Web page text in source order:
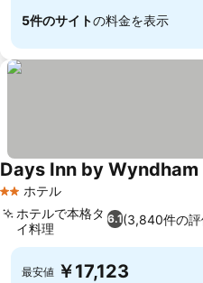
5件のサイトの料金を表示
2 ホテルのランク
ホテル
Days Inn by
6.1(3,840件の評
ホテルで本格タ
イ料理
最安値 ￥17,123